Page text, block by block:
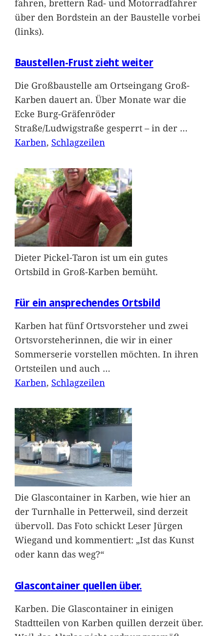
fahren, brettern Rad- und Motorradfahrer
über den Bordstein an der Baustelle vorbei
(links).
Baustellen-Frust zieht weiter
Die Großbaustelle am Ortseingang Groß-
Karben dauert an. Über Monate war die
Ecke Burg-Gräfenröder
Straße/Ludwigstraße gesperrt – in der …
Karben, Schlagzeilen
Dieter Pickel-Taron ist um ein gutes
Ortsbild in Groß-Karben bemüht.
Für ein ansprechendes Ortsbild
Karben hat fünf Ortsvorsteher und zwei
Ortsvorsteherinnen, die wir in einer
Sommerserie vorstellen möchten. In ihren
Ortsteilen und auch …
Karben, Schlagzeilen
Die Glascontainer in Karben, wie hier an
der Turnhalle in Petterweil, sind derzeit
übervoll. Das Foto schickt Leser Jürgen
Wiegand und kommentiert: „Ist das Kunst
oder kann das weg?“
Glascontainer quellen über.
Karben. Die Glascontainer in einigen
Stadtteilen von Karben quillen derzeit über.